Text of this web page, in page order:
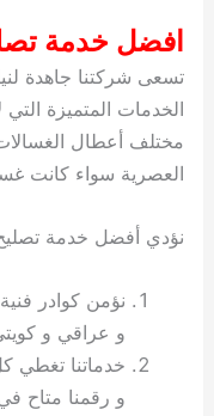
افضل خدمة
تسعى شركتنا جاهدة
الخدمات المتميزة
مختلف أعطال
العصرية سواء كانت
نؤدي أفضل خدمة
نؤمن كوادر
و عراقي و
خدماتنا تغطي
و رقمنا متاح